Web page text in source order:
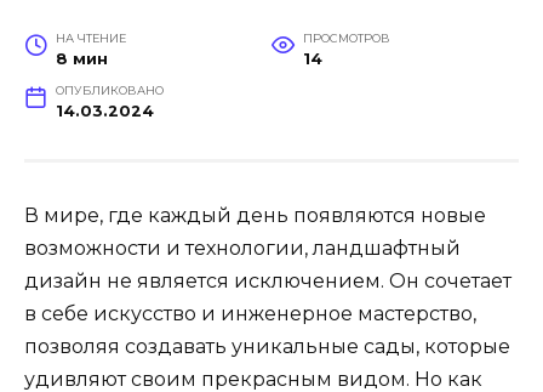
НА ЧТЕНИЕ
8 мин
ПРОСМОТРОВ
14
ОПУБЛИКОВАНО
14.03.2024
В мире, где каждый день появляются новые
возможности и технологии, ландшафтный
дизайн не является исключением. Он сочетает
в себе искусство и инженерное мастерство,
позволяя создавать уникальные сады, которые
удивляют своим прекрасным видом. Но как